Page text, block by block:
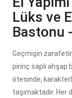
Lüks ve
Bastonu
Geçmişin
pirinç saplı ahşap
ötesinde,
taşımaktadır. Her